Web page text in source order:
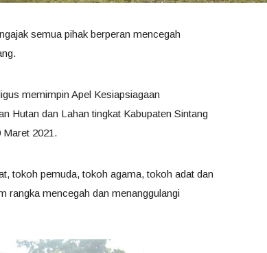
semua pihak berperan mencegah
memimpin Apel Kesiapsiagaan
Hutan dan Lahan tingkat Kabupaten Sintang
Maret 2021.
tokoh pemuda, tokoh agama, tokoh adat dan
rangka mencegah dan menanggulangi